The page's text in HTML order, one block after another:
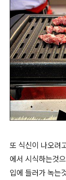
또 식신이 나오려
에서 시식하는것
입에 들러가 녹는